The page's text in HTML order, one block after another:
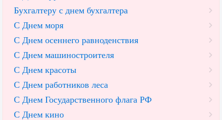
Бухгалтеру с днем бухгалтера
С Днем моря
С Днем осеннего равноденствия
С Днем машиностроителя
С Днем красоты
С Днем работников леса
С Днем Государственного флага РФ
С Днем кино